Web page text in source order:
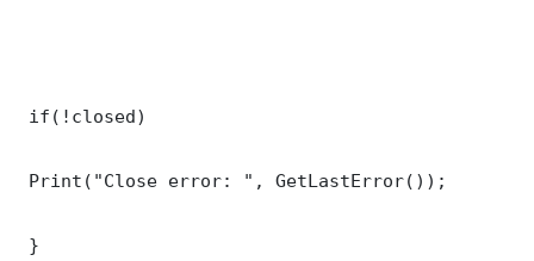
if(!closed)
Print("Close error: ", GetLastError());
}